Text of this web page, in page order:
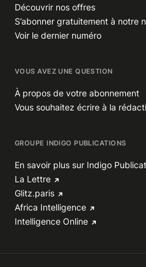
Découvrir nos offres
S’abonner gratuitement à notre
Voir le dernier numéro
VOUS AVEZ UNE QUESTION
À propos de votre abonnement
Vous souhaitez écrire à la
GROUPE INDIGO PUBLICATIONS
En savoir plus sur Indigo
La Lettre
Glitz.paris
Africa Intelligence
Intelligence Online